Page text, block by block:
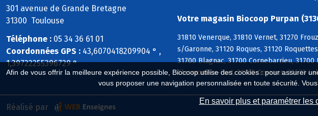
Afin de vous offrir la meilleure expérience possible, Biocoop utilise des cookies : pour assurer
vous proposer une navigation personnalisée en toute sécurité.
En savoir plus et paramétrer les
301 avenue de Grande Bretagne
31300 Toulouse
Téléphone : 05 34 36 61 01
Coordonnées GPS : 43,6070418209904 ° ,
1,39722255396729 °
Votre magasin Biocoop Purpan
31810 Venerque, 31810 Vernet, 31270
s/Garonne, 31120 Roques, 31120
31700 Blagnac, 31700 Cornebarrieu,
Clermont-le-Fort, 31120 Goyrans, 31670
Réalisé par